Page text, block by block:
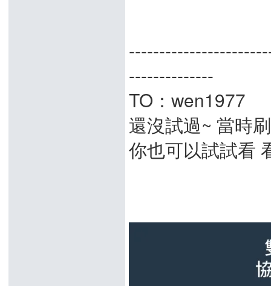
--------------
TO：wen1977
還沒試過~ 當時
你也可以試試看